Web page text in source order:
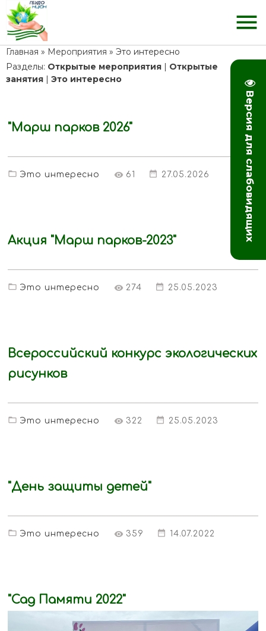
Версия для слабовидящих
menu
Главная » Мероприятия » Это интересно
Разделы: Открытые мероприятия | Открытые
занятия | Это интересно
"Марш парков 2026"
Это интересно 61 27.05.2026
Акция "Марш парков-2023"
Это интересно 274 25.05.2023
Всероссийский конкурс экологических
рисунков
Это интересно 322 25.05.2023
"День защиты детей"
Это интересно 359 14.07.2022
"Сад Памяти 2022"